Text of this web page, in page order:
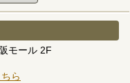
モール 2F
ら